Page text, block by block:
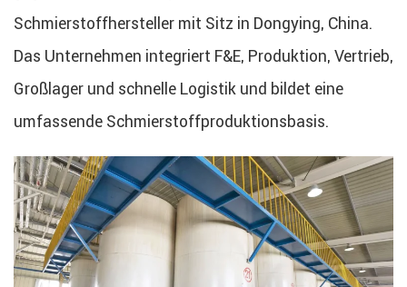
Schmierstoffhersteller mit Sitz in Dongying, China.
Das Unternehmen integriert F&E, Produktion, Vertrieb,
Großlager und schnelle Logistik und bildet eine
umfassende Schmierstoffproduktionsbasis.